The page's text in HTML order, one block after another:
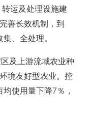
运及处理设施建
善长效机制，到
、全处理。
及上游流域农业种
境友好型农业。控
使用量下降7％，